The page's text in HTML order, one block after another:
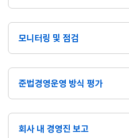
모니터링 및 점검
준법경영운영 방식 평가
회사 내 경영진 보고